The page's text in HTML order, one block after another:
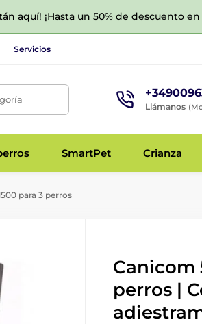
aquí! ¡Hasta un 50% de descuento
Servicios
Llámanos
SmartPet Crianza
para 3 perros
Canicom
perros |